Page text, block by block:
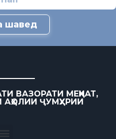
шавед
ВАЗОРАТИ МЕҲНАТ,
ҶУМҲУРИИ